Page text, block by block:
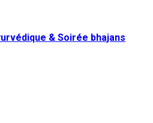
& Soirée bhajans